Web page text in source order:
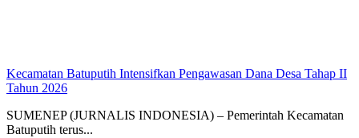
Kecamatan Batuputih Intensifkan Pengawasan Dana Desa Tahap II
Tahun 2026
SUMENEP (JURNALIS INDONESIA) – Pemerintah Kecamatan
Batuputih terus...